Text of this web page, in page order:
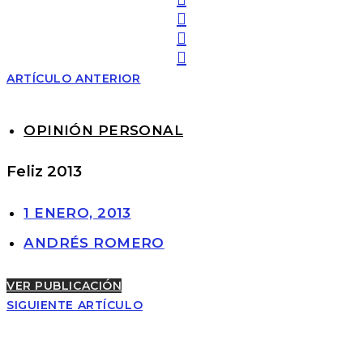
ARTÍCULO ANTERIOR
OPINIÓN PERSONAL
Feliz 2013
1 ENERO, 2013
ANDRÉS ROMERO
VER PUBLICACIÓN
SIGUIENTE ARTÍCULO